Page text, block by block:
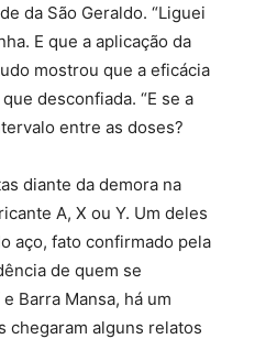
da São Geraldo. “Liguei
E que a aplicação da
mostrou que a eficácia
desconfiada. “E se a
entre as doses?
diante da demora na
A, X ou Y. Um deles
aço, fato confirmado pela
de quem se
Barra Mansa, há um
chegaram alguns relatos